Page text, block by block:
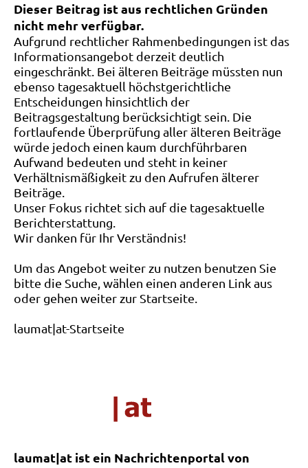
Dieser Beitrag ist aus rechtlichen Gründen
nicht mehr verfügbar.
Aufgrund rechtlicher Rahmenbedingungen ist das
Informationsangebot derzeit deutlich
eingeschränkt. Bei älteren Beiträge müssten nun
ebenso tagesaktuell höchstgerichtliche
Entscheidungen hinsichtlich der
Beitragsgestaltung berücksichtigt sein. Die
fortlaufende Überprüfung aller älteren Beiträge
würde jedoch einen kaum durchführbaren
Aufwand bedeuten und steht in keiner
Verhältnismäßigkeit zu den Aufrufen älterer
Beiträge.
Unser Fokus richtet sich auf die tagesaktuelle
Berichterstattung.
Wir danken für Ihr Verständnis!
Um das Angebot weiter zu nutzen benutzen Sie
bitte die Suche, wählen einen anderen Link aus
oder gehen weiter zur Startseite.
laumat|at-Startseite
laumat|at ist ein Nachrichtenportal von